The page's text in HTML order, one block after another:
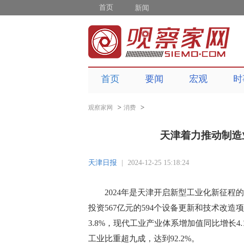
首页 新闻
首页 要闻 宏观
观察家网 > 消费 >
天津着力推动制
天津日报 2024-12-25 15:18:24
2024年是天津开启新型工业化新征程
投资567亿元的594个设备更新和技术改造
3.8%，现代工业产业体系增加值同比增长
工业比重超九成，达到92.2%。